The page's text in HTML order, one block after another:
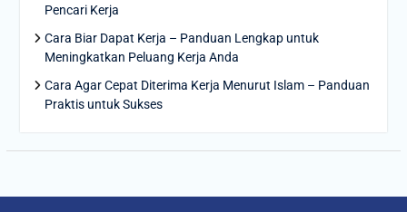
Pencari Kerja
Cara Biar Dapat Kerja – Panduan Lengkap untuk
Meningkatkan Peluang Kerja Anda
Cara Agar Cepat Diterima Kerja Menurut Islam – Panduan
Praktis untuk Sukses